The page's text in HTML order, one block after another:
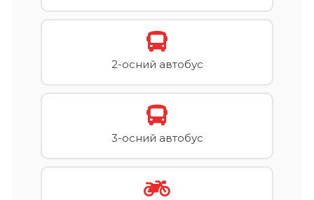
2-осний автобус
3-осний автобус